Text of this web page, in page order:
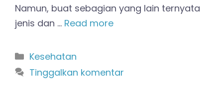
Namun, buat sebagian yang lain ternyata
jenis dan … Read more
Kategori
Kesehatan
Tinggalkan komentar